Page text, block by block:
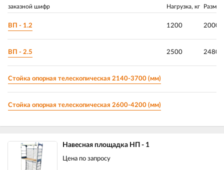
заказной шифр Нагрузка, кг
ВП - 1.2 1200
ВП - 2.5 2500
Стойка опорная телескопическая 2140-3700 (мм)
Стойка опорная телескопическая 2600-4200 (мм)
Навесная площадка НП - 1
Цена по запросу